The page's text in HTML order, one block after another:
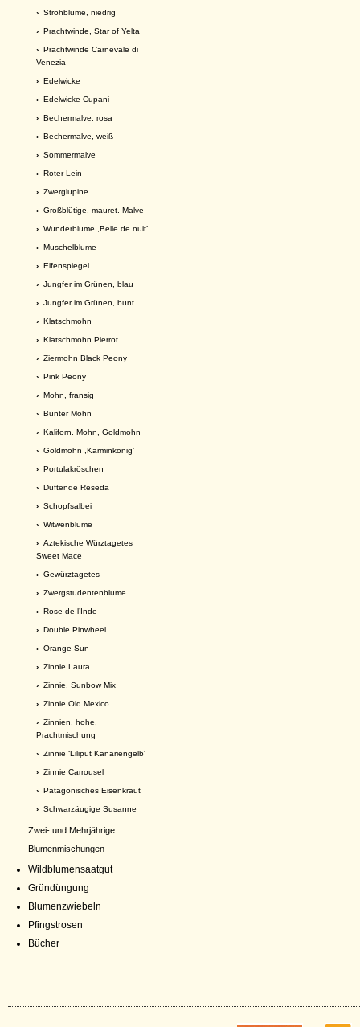
› Strohblume, niedrig
› Prachtwinde, Star of Yelta
› Prachtwinde Carnevale di
Venezia
› Edelwicke
› Edelwicke Cupani
› Bechermalve, rosa
› Bechermalve, weiß
› Sommermalve
› Roter Lein
› Zwerglupine
› Großblütige, mauret. Malve
› Wunderblume ,Belle de nuit’
› Muschelblume
› Elfenspiegel
› Jungfer im Grünen, blau
› Jungfer im Grünen, bunt
› Klatschmohn
› Klatschmohn Pierrot
› Ziermohn Black Peony
› Pink Peony
› Mohn, fransig
› Bunter Mohn
› Kaliforn. Mohn, Goldmohn
› Goldmohn ,Karminkönig’
› Portulakröschen
› Duftende Reseda
› Schopfsalbei
› Witwenblume
› Aztekische Würztagetes
Sweet Mace
› Gewürztagetes
› Zwergstudentenblume
› Rose de l’Inde
› Double Pinwheel
› Orange Sun
› Zinnie Laura
› Zinnie, Sunbow Mix
› Zinnie Old Mexico
› Zinnien, hohe,
Prachtmischung
› Zinnie ‘Liliput Kanariengelb'
› Zinnie Carrousel
› Patagonisches Eisenkraut
› Schwarzäugige Susanne
Zwei- und Mehrjährige
Blumenmischungen
Wildblumensaatgut
Gründüngung
Blumenzwiebeln
Pfingstrosen
Bücher